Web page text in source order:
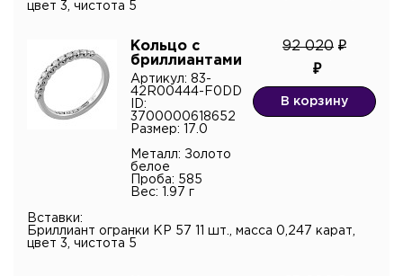
цвет 3, чистота 5
Кольцо с
бриллиантами
Артикул: 83-
42R00444-F0DD
ID:
3700000618652
Размер: 17.0
Металл: Золото
белое
Проба: 585
Вес: 1.97 г
92 020
В корзину
Вставки:
Бриллиант огранки КР 57 11 шт., масса 0,247 карат,
цвет 3, чистота 5